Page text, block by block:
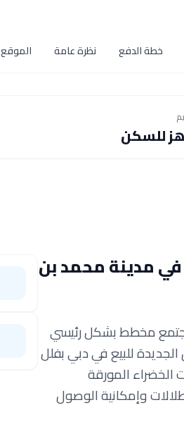
خطة الدفع نظرة عامة الموقع
للسكن
غرف نوم للبيع في مدينة محمد بن
مخطط بشكل رئيسي
للبيع في دبي بفلل
الخضراء المورقة
وإمكانية الوصول